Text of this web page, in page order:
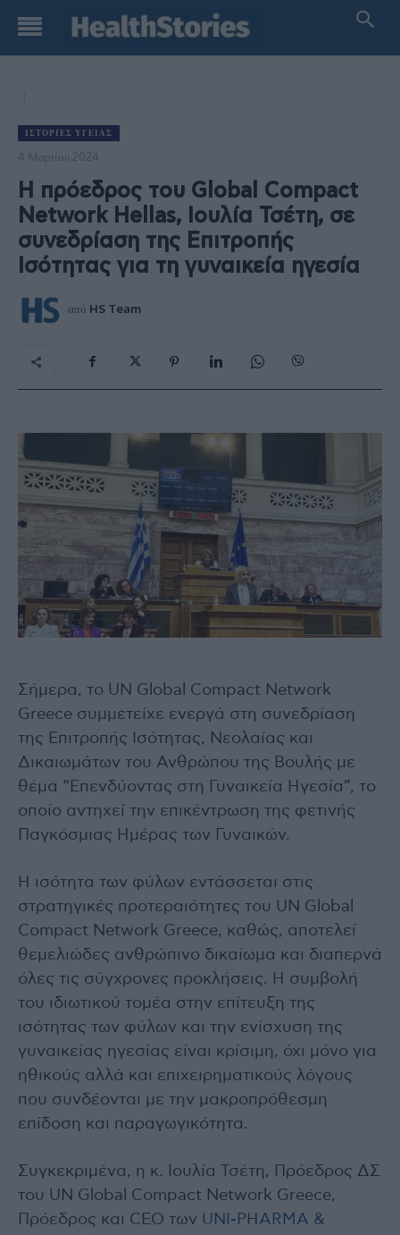
ΙΣΤΟΡΊΕΣ ΥΓΕΊΑΣ
4 Μαρτίου 2024
Η πρόεδρος του Global Compact
Network Hellas, Ιουλία Τσέτη, σε
συνεδρίαση της Επιτροπής
Ισότητας για τη γυναικεία ηγεσία
από HS Team
Σήμερα, το UN Global Compact Network
Greece συμμετείχε ενεργά στη συνεδρίαση
της Επιτροπής Ισότητας, Νεολαίας και
Δικαιωμάτων του Ανθρώπου της Βουλής με
θέμα “Επενδύοντας στη Γυναικεία Ηγεσία”, το
οποίο αντηχεί την επικέντρωση της φετινής
Παγκόσμιας Ημέρας των Γυναικών.
H ισότητα των φύλων εντάσσεται στις
στρατηγικές προτεραιότητες του UN Global
Compact Network Greece, καθώς, αποτελεί
θεμελιώδες ανθρώπινο δικαίωμα και διαπερνά
όλες τις σύγχρονες προκλήσεις. Η συμβολή
του ιδιωτικού τομέα στην επίτευξη της
ισότητας των φύλων και την ενίσχυση της
γυναικείας ηγεσίας είναι κρίσιμη, όχι μόνο για
ηθικούς αλλά και επιχειρηματικούς λόγους
που συνδέονται με την μακροπρόθεσμη
επίδοση και παραγωγικότητα.
Συγκεκριμένα, η κ. Ιουλία Τσέτη, Πρόεδρος ΔΣ
του UN Global Compact Network Greece,
Πρόεδρος και CEO των UNI-PHARMA &